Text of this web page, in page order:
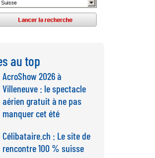
au top
AcroShow 2026 à
Villeneuve : le spectacle
aérien gratuit à ne pas
manquer cet été
Célibataire.ch : Le site de
rencontre 100 % suisse